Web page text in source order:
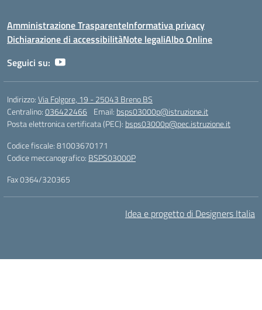
Amministrazione TrasparenteInformativa privacy
Dichiarazione di accessibilitàNote legaliAlbo Online
Seguici su:
Indirizzo:Via Folgore, 19 - 25043 Breno BS
Centralino:036422466 Email: bsps03000p@istruzione.it
Posta elettronica certificata (PEC): bsps03000p@pec.istruzione.it
Codice fiscale: 81003670171
Codice meccanografico: BSPS03000P
Fax 0364/320365
Idea e progetto di Designers Italia